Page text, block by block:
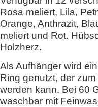
Rosa meliert, Lila,
Orange, Anthrazit,
meliert und Rot.
Holzherz.
Als Aufhänger wird
Ring genutzt, der
werden kann. Bei 60
waschbar mit